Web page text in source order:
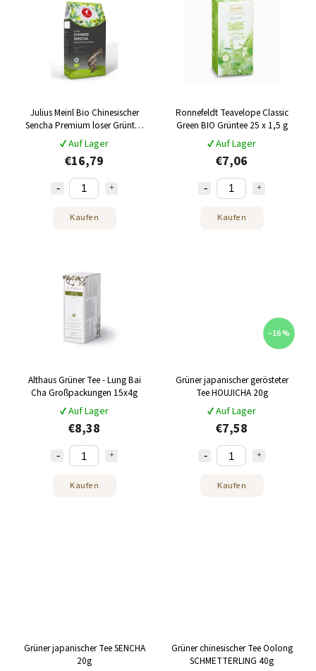
Julius Meinl Bio Chinesischer
Sencha Premium loser Grüntee
250 g
✔ Auf Lager
€16,79
Kaufen
Ronnefeldt Teavelope Classic
Green BIO Grüntee 25 x 1,5 g
✔ Auf Lager
€7,06
Kaufen
Althaus Grüner Tee - Lung Bai
Cha Großpackungen 15x4g
✔ Auf Lager
€8,38
Kaufen
–16 %
Grüner japanischer gerösteter
Tee HOUJICHA 20g
✔ Auf Lager
€7,58
Kaufen
Grüner japanischer Tee SENCHA
20g
Grüner chinesischer Tee Oolong
SCHMETTERLING 40g